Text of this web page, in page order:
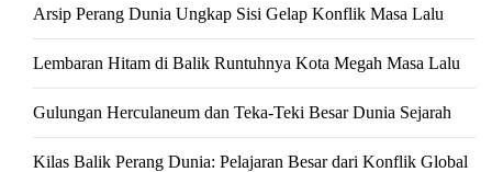
Arsip Perang Dunia Ungkap Sisi Gelap Konflik Masa Lalu
Lembaran Hitam di Balik Runtuhnya Kota Megah Masa Lalu
Gulungan Herculaneum dan Teka-Teki Besar Dunia Sejarah
Kilas Balik Perang Dunia: Pelajaran Besar dari Konflik Global